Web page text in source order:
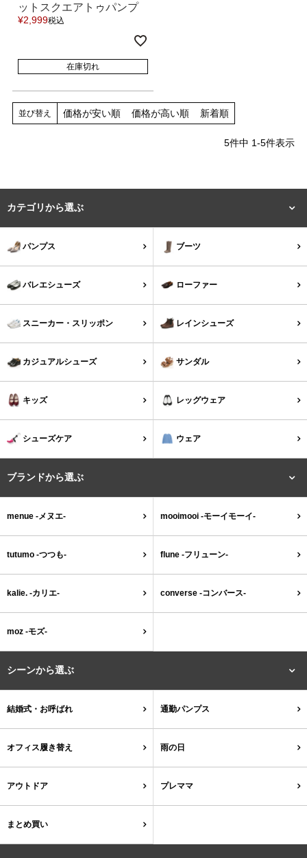
moz -モズ-
シーンから選ぶ
結婚式・お呼ばれ 通勤パンプス
お葬式・葬儀 オフィス履き替え
リクルート・就活 雨の日
旅行 プレママ
カラーから選ぶ
ブラック ホワイト
ピンク オレンジ イエロー グリーン ブルー
ットスクエアトゥパンプ
ス 送料無料
¥2,999税込
在庫切れ
並び替え 価格が安い順 価格が高い順 新着順
5件中 1-5件表示
カテゴリから選ぶ
パンプス ブーツ
バレエシューズ ローファー
スニーカー・スリッポン レインシューズ
カジュアルシューズ サンダル
キッズ レッグウェア
シューズケア ウェア
ブランドから選ぶ
menue -メヌエ- mooimooi -モーイモーイ-
tutumo -つつも- flune -フリューン-
kalie. -カリエ- converse -コンバース-
moz -モズ-
シーンから選ぶ
結婚式・お呼ばれ 通勤パンプス
オフィス履き替え 雨の日
アウトドア プレママ
まとめ買い